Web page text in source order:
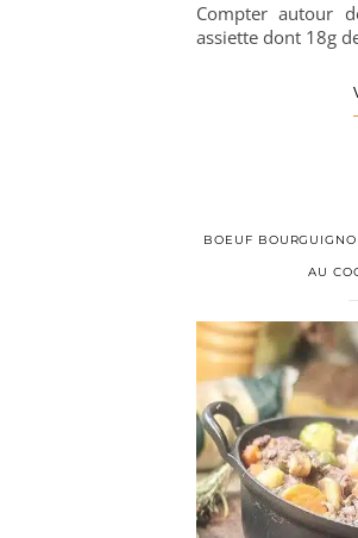
Compter autour
assiette dont 18g
BOEUF
AU